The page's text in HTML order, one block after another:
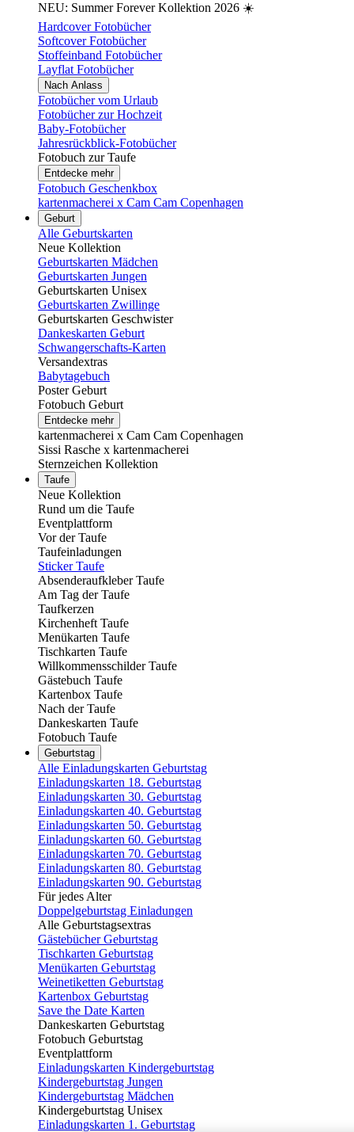
NEU: Summer Forever Kollektion 2026 ☀️
Hardcover Fotobücher
Softcover Fotobücher
Stoffeinband Fotobücher
Layflat Fotobücher
Nach Anlass
Fotobücher vom Urlaub
Fotobücher zur Hochzeit
Baby-Fotobücher
Jahresrückblick-Fotobücher
Fotobuch zur Taufe
Entdecke mehr
Fotobuch Geschenkbox
kartenmacherei x Cam Cam Copenhagen
Geburt
Alle Geburtskarten
Neue Kollektion
Geburtskarten Mädchen
Geburtskarten Jungen
Geburtskarten Unisex
Geburtskarten Zwillinge
Geburtskarten Geschwister
Dankeskarten Geburt
Schwangerschafts-Karten
Versandextras
Babytagebuch
Poster Geburt
Fotobuch Geburt
Entdecke mehr
kartenmacherei x Cam Cam Copenhagen
Sissi Rasche x kartenmacherei
Sternzeichen Kollektion
Taufe
Neue Kollektion
Rund um die Taufe
Eventplattform
Vor der Taufe
Taufeinladungen
Sticker Taufe
Absenderaufkleber Taufe
Am Tag der Taufe
Taufkerzen
Kirchenheft Taufe
Menükarten Taufe
Tischkarten Taufe
Willkommensschilder Taufe
Gästebuch Taufe
Kartenbox Taufe
Nach der Taufe
Dankeskarten Taufe
Fotobuch Taufe
Geburtstag
Alle Einladungskarten Geburtstag
Einladungskarten 18. Geburtstag
Einladungskarten 30. Geburtstag
Einladungskarten 40. Geburtstag
Einladungskarten 50. Geburtstag
Einladungskarten 60. Geburtstag
Einladungskarten 70. Geburtstag
Einladungskarten 80. Geburtstag
Einladungskarten 90. Geburtstag
Für jedes Alter
Doppelgeburtstag Einladungen
Alle Geburtstagsextras
Gästebücher Geburtstag
Tischkarten Geburtstag
Menükarten Geburtstag
Weinetiketten Geburtstag
Kartenbox Geburtstag
Save the Date Karten
Dankeskarten Geburtstag
Fotobuch Geburtstag
Eventplattform
Einladungskarten Kindergeburtstag
Kindergeburtstag Jungen
Kindergeburtstag Mädchen
Kindergeburtstag Unisex
Einladungskarten 1. Geburtstag